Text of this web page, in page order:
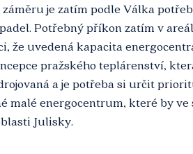
je zatím podle Válka
Potřebný příkon zatím v
že uvedená kapacita
pražského teplárenství,
a je potřeba si určit
malé energocentrum, které by
Julisky.